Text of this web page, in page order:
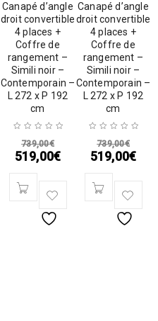
Canapé d’angle
droit convertible
4 places +
Coffre de
rangement –
Simili noir –
Contemporain –
L 272 x P 192
cm
739,00€
519,00€
Canapé d’angle
droit convertible
4 places +
Coffre de
rangement –
Simili noir –
Contemporain –
L 272 x P 192
cm
739,00€
519,00€